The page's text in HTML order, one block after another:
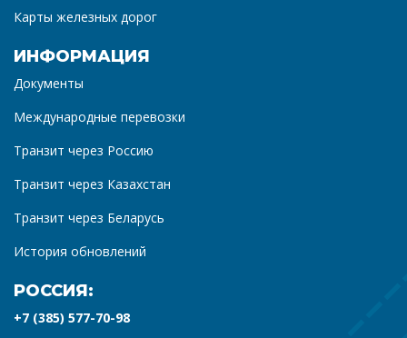
Карты железных дорог
ИНФОРМАЦИЯ
Документы
Международные перевозки
Транзит через Россию
Транзит через Казахстан
Транзит через Беларусь
История обновлений
РОССИЯ:
+7 (385) 577-70-98